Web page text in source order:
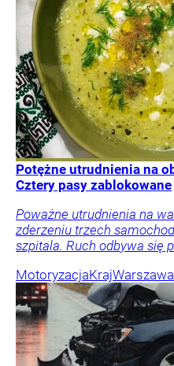
Potężne utrudnienia na
Cztery pasy zablokowane
Poważne utrudnienia na
zderzeniu trzech
szpitala. Ruch odbywa się
MotoryzacjaKrajWarszawa